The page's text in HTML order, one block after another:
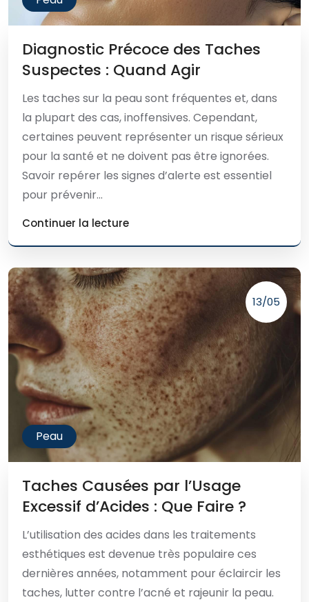
Diagnostic Précoce des Taches
Suspectes : Quand Agir
Les taches sur la peau sont fréquentes et, dans
la plupart des cas, inoffensives. Cependant,
certaines peuvent représenter un risque sérieux
pour la santé et ne doivent pas être ignorées.
Savoir repérer les signes d’alerte est essentiel
pour prévenir...
Continuer la lecture
13/05
Peau
Taches Causées par l’Usage
Excessif d’Acides : Que Faire ?
L’utilisation des acides dans les traitements
esthétiques est devenue très populaire ces
dernières années, notamment pour éclaircir les
taches, lutter contre l’acné et rajeunir la peau.